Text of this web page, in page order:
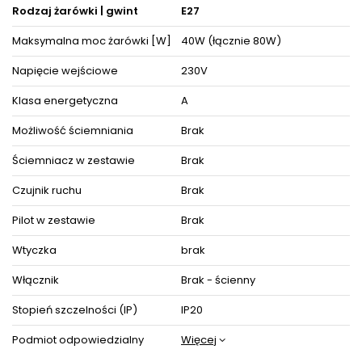
Rodzaj żarówki | gwint
E27
Maksymalna moc żarówki [W]
40W (łącznie 80W)
Napięcie wejściowe
230V
Klasa energetyczna
A
Możliwość ściemniania
Brak
Ściemniacz w zestawie
Brak
Czujnik ruchu
Brak
Pilot w zestawie
Brak
Wtyczka
brak
Włącznik
Brak - ścienny
Stopień szczelności (IP)
IP20
Podmiot odpowiedzialny
Więcej